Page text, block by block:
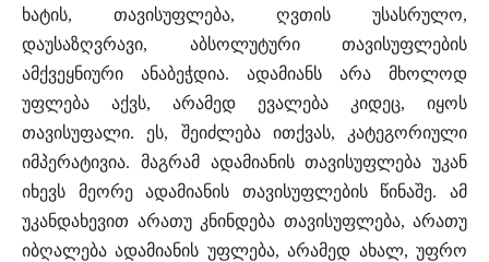
ხატის, თავისუფლება, ღვთის უსასრულო,
დაუსაზღვრავი, აბსოლუტური თავისუფლების
ამქვეყნიური ანაბეჭდია. ადამიანს არა მხოლოდ
უფლება აქვს, არამედ ევალება კიდეც, იყოს
თავისუფალი. ეს, შეიძლება ითქვას, კატეგორიული
იმპერატივია. მაგრამ ადამიანის თავისუფლება უკან
იხევს მეორე ადამიანის თავისუფლების წინაშე. ამ
უკანდახევით არათუ კნინდება თავისუფლება, არათუ
იბღალება ადამიანის უფლება, არამედ ახალ, უფრო